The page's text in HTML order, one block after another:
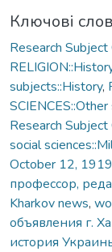
Ключові
Research
subjects::History,
Research
social
October 12, 1919
профессор,
Kharkov news,
объявления г.
история